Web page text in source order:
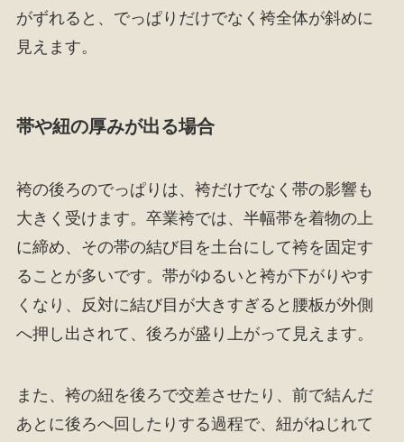
がずれると、でっぱりだけでなく袴全体が斜めに
見えます。
帯や紐の厚みが出る場合
袴の後ろのでっぱりは、袴だけでなく帯の影響も
大きく受けます。卒業袴では、半幅帯を着物の上
に締め、その帯の結び目を土台にして袴を固定す
ることが多いです。帯がゆるいと袴が下がりやす
くなり、反対に結び目が大きすぎると腰板が外側
へ押し出されて、後ろが盛り上がって見えます。
また、袴の紐を後ろで交差させたり、前で結んだ
あとに後ろへ回したりする過程で、紐がねじれて